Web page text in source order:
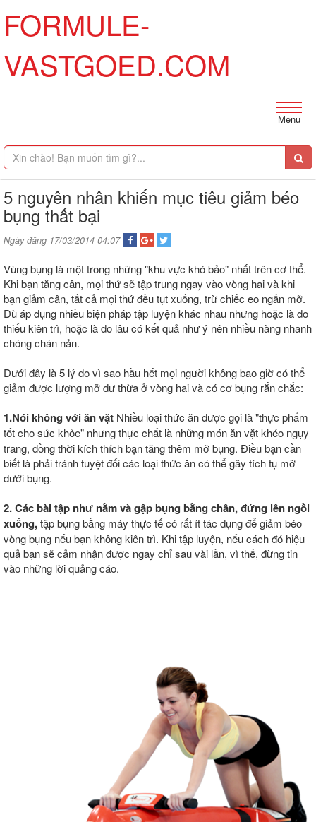
FORMULE-
VASTGOED.COM
Menu
5 nguyên nhân khiến mục tiêu giảm béo
bụng thất bại
Ngày đăng 17/03/2014 04:07
Vùng bụng là một trong những "khu vực khó bảo" nhất trên cơ thể.
Khi bạn tăng cân, mọi thứ sẽ tập trung ngay vào vòng hai và khi
bạn giảm cân, tất cả mọi thứ đều tụt xuống, trừ chiếc eo ngấn mỡ.
Dù áp dụng nhiều biện pháp tập luyện khác nhau nhưng hoặc là do
thiếu kiên trì, hoặc là do lâu có kết quả như ý nên nhiều nàng nhanh
chóng chán nản.
Dưới đây là 5 lý do vì sao hầu hết mọi người không bao giờ có thể
giảm được lượng mỡ dư thừa ở vòng hai và có cơ bụng rắn chắc:
1.Nói không với ăn vặt Nhiều loại thức ăn được gọi là "thực phẩm
tốt cho sức khỏe" nhưng thực chất là những món ăn vặt khéo ngụy
trang, đồng thời kích thích bạn tăng thêm mỡ bụng. Điều bạn cần
biết là phải tránh tuyệt đối các loại thức ăn có thể gây tích tụ mỡ
dưới bụng.
2. Các bài tập như nằm và gập bụng bằng chân, đứng lên ngồi
xuống,tập bụng bằng máy thực tế có rất ít tác dụng để giảm béo
vòng bụng nếu bạn không kiên trì. Khi tập luyện, nếu cách đó hiệu
quả bạn sẽ cảm nhận được ngay chỉ sau vài lần, vì thế, đừng tin
vào những lời quảng cáo.